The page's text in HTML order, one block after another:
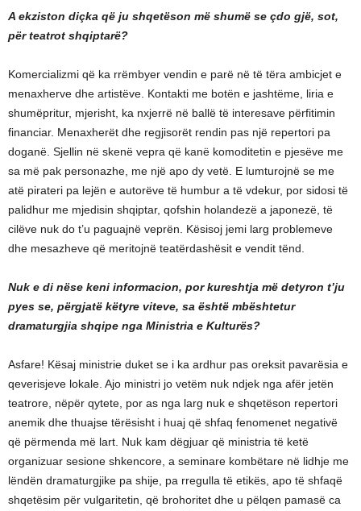
A ekziston diçka që ju shqetëson më shumë se çdo gjë, sot,
për teatrot shqiptarë?
Komercializmi që ka rrëmbyer vendin e parë në të tëra ambicjet e
menaxherve dhe artistëve. Kontakti me botën e jashtëme, liria e
shumëpritur, mjerisht, ka nxjerrë në ballë të interesave përfitimin
financiar. Menaxherët dhe regjisorët rendin pas një repertori pa
doganë. Sjellin në skenë vepra që kanë komoditetin e pjesëve me
sa më pak personazhe, me një apo dy vetë. E lumturojnë se me
atë pirateri pa lejën e autorëve të humbur a të vdekur, por sidosi të
palidhur me mjedisin shqiptar, qofshin holandezë a japonezë, të
cilëve nuk do t’u paguajnë veprën. Kësisoj jemi larg problemeve
dhe mesazheve që meritojnë teatërdashësit e vendit tënd.
Nuk e di nëse keni informacion, por kureshtja më detyron t’ju
pyes se, përgjatë këtyre viteve, sa është mbështetur
dramaturgjia shqipe nga Ministria e Kulturës?
Asfare! Kësaj ministrie duket se i ka ardhur pas oreksit pavarësia e
qeverisjeve lokale. Ajo ministri jo vetëm nuk ndjek nga afër jetën
teatrore, nëpër qytete, por as nga larg nuk e shqetëson repertori
anemik dhe thuajse tërësisht i huaj që shfaq fenomenet negativë
që përmenda më lart. Nuk kam dëgjuar që ministria të ketë
organizuar sesione shkencore, a seminare kombëtare në lidhje me
lëndën dramaturgjike pa shije, pa rregulla të etikës, apo të shfaqë
shqetësim për vulgaritetin, që brohoritet dhe u pëlqen pamasë ca